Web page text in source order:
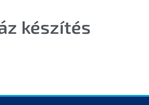
készítés